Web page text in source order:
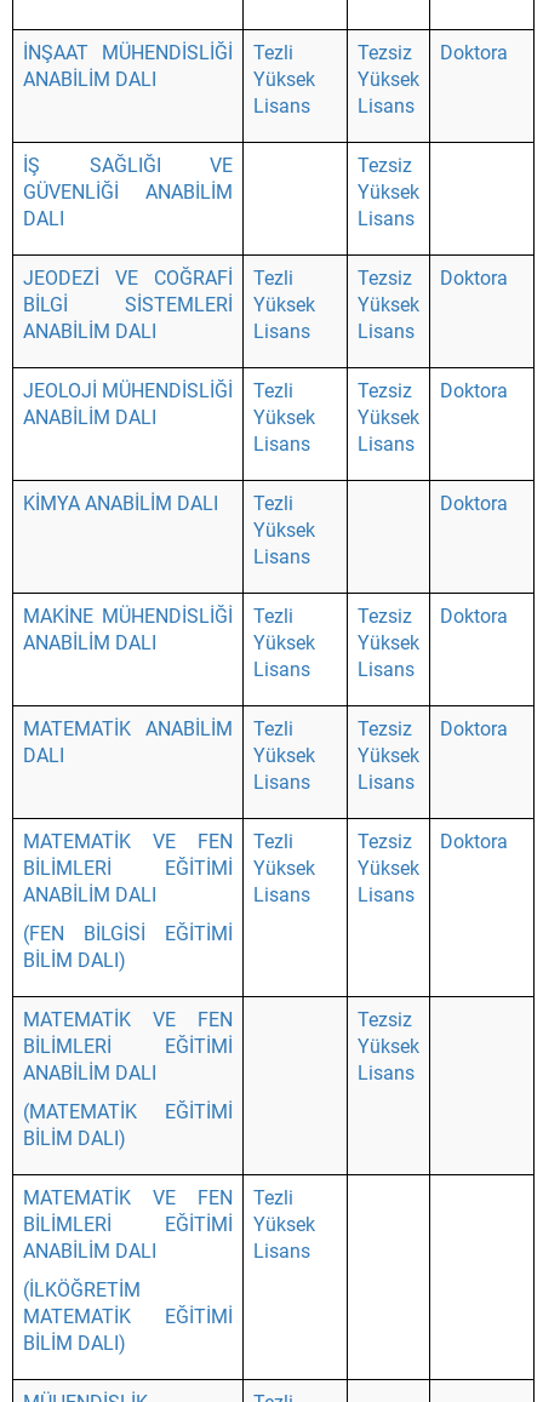
İNŞAAT MÜHENDİSLİĞİ
ANABİLİM DALI
Tezli
Yüksek
Lisans
Tezsiz
Yüksek
Lisans
Doktora
İŞ SAĞLIĞI VE
GÜVENLİĞİ ANABİLİM
DALI
Tezsiz
Yüksek
Lisans
JEODEZİ VE COĞRAFİ
BİLGİ SİSTEMLERİ
ANABİLİM DALI
Tezli
Yüksek
Lisans
Tezsiz
Yüksek
Lisans
Doktora
JEOLOJİ MÜHENDİSLİĞİ
ANABİLİM DALI
Tezli
Yüksek
Lisans
Tezsiz
Yüksek
Lisans
Doktora
KİMYA ANABİLİM DALI
Tezli
Yüksek
Lisans
Doktora
MAKİNE MÜHENDİSLİĞİ
ANABİLİM DALI
Tezli
Yüksek
Lisans
Tezsiz
Yüksek
Lisans
Doktora
MATEMATİK ANABİLİM
DALI
Tezli
Yüksek
Lisans
Tezsiz
Yüksek
Lisans
Doktora
MATEMATİK VE FEN
BİLİMLERİ EĞİTİMİ
ANABİLİM DALI
(FEN BİLGİSİ EĞİTİMİ
BİLİM DALI)
Tezli
Yüksek
Lisans
Tezsiz
Yüksek
Lisans
Doktora
MATEMATİK VE FEN
BİLİMLERİ EĞİTİMİ
ANABİLİM DALI
(MATEMATİK EĞİTİMİ
BİLİM DALI)
Tezsiz
Yüksek
Lisans
MATEMATİK VE FEN
BİLİMLERİ EĞİTİMİ
ANABİLİM DALI
(İLKÖĞRETİM
MATEMATİK EĞİTİMİ
BİLİM DALI)
Tezli
Yüksek
Lisans